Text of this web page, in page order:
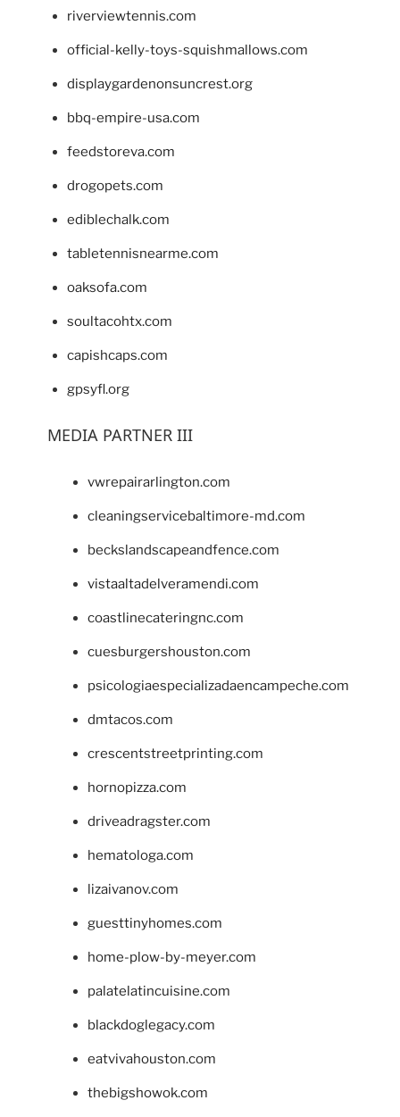
riverviewtennis.com
official-kelly-toys-squishmallows.com
displaygardenonsuncrest.org
bbq-empire-usa.com
feedstoreva.com
drogopets.com
ediblechalk.com
tabletennisnearme.com
oaksofa.com
soultacohtx.com
capishcaps.com
gpsyfl.org
MEDIA PARTNER III
vwrepairarlington.com
cleaningservicebaltimore-md.com
beckslandscapeandfence.com
vistaaltadelveramendi.com
coastlinecateringnc.com
cuesburgershouston.com
psicologiaespecializadaencampeche.com
dmtacos.com
crescentstreetprinting.com
hornopizza.com
driveadragster.com
hematologa.com
lizaivanov.com
guesttinyhomes.com
home-plow-by-meyer.com
palatelatincuisine.com
blackdoglegacy.com
eatvivahouston.com
thebigshowok.com